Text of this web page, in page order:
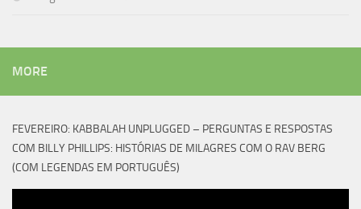
MORE
FEVEREIRO: KABBALAH UNPLUGGED – PERGUNTAS E RESPOSTAS
COM BILLY PHILLIPS: HISTÓRIAS DE MILAGRES COM O RAV BERG
(COM LEGENDAS EM PORTUGUÊS)